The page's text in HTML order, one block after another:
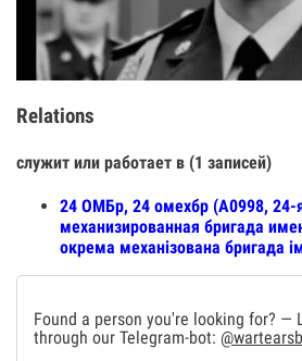
Relations
служит или работает в (1 записей)
24 ОМБр, 24 омехбр (А0998, 24-
механизированная бригада
окрема механізована бригада
Found a person you're looking for? —
through our Telegram-bot: